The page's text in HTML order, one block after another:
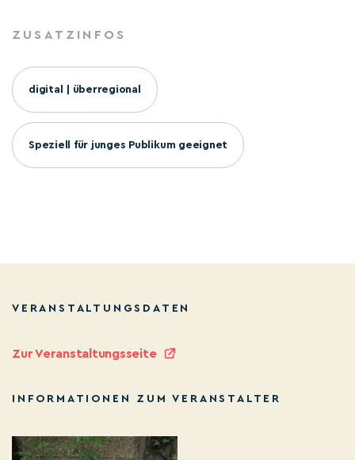
ZUSATZINFOS
digital | überregional
Speziell für junges Publikum geeignet
VERANSTALTUNGSDATEN
Zur Veranstaltungsseite
INFORMATIONEN ZUM VERANSTALTER